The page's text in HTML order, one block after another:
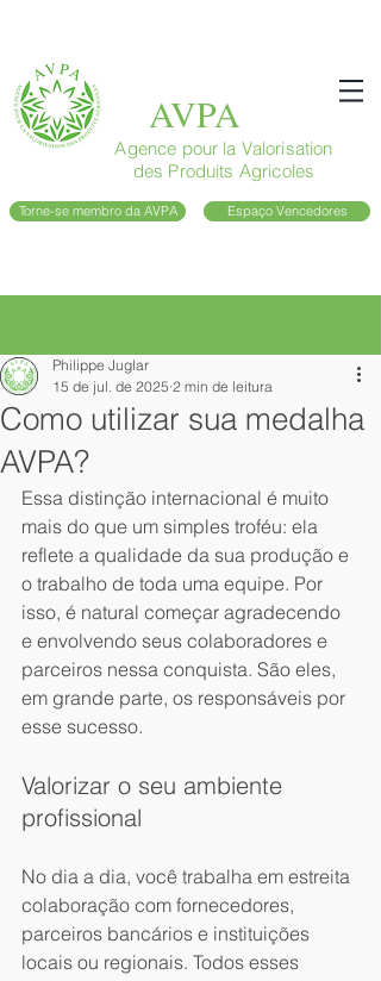
AVPA
Agence pour la Valorisation
des Produits Agricoles
Torne-se membro da AVPA Espaço Vencedores
Como utilizar sua medalha
AVPA?
Philippe Juglar
15 de jul. de 2025 2 min de leitura
Essa distinção internacional é muito
mais do que um simples troféu: ela
reflete a qualidade da sua produção e
o trabalho de toda uma equipe. Por
isso, é natural começar agradecendo
e envolvendo seus colaboradores e
parceiros nessa conquista. São eles,
em grande parte, os responsáveis por
esse sucesso.
Valorizar o seu ambiente
profissional
No dia a dia, você trabalha em estreita
colaboração com fornecedores,
parceiros bancários e instituições
locais ou regionais. Todos esses